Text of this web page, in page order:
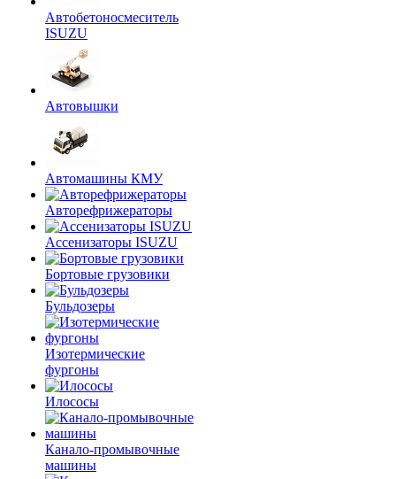
Автобетоносмеситель
ISUZU
Автовышки
Автомашины КМУ
Авторефрижераторы
Ассенизаторы ISUZU
Бортовые грузовики
Бульдозеры
Изотермические
фургоны
Илососы
Канало-промывочные
машины